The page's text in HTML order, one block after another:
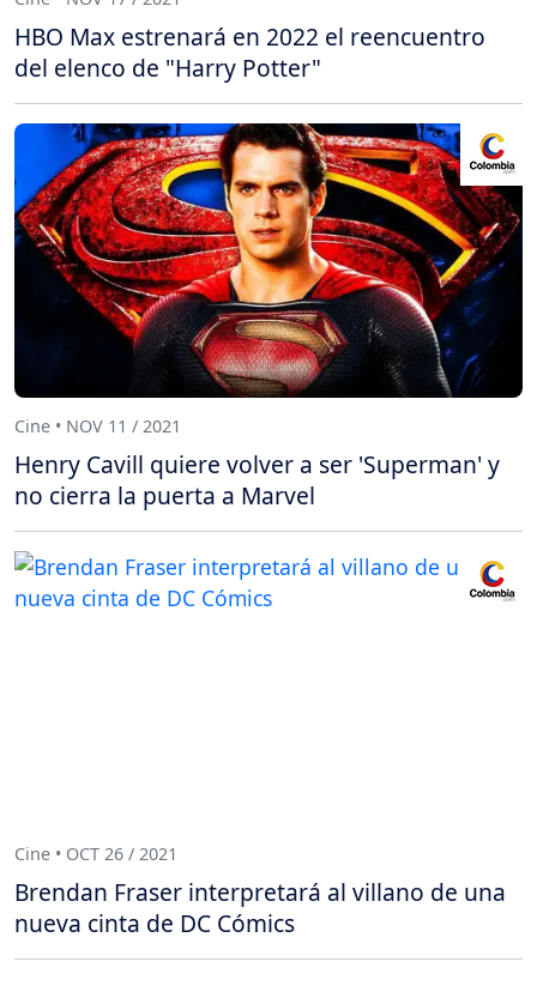
HBO Max estrenará en 2022 el reencuentro
del elenco de "Harry Potter"
Cine • NOV 11 / 2021
Henry Cavill quiere volver a ser 'Superman' y
no cierra la puerta a Marvel
Cine • OCT 26 / 2021
Brendan Fraser interpretará al villano de una
nueva cinta de DC Cómics